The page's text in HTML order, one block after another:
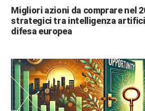
Migliori azioni da comprare nel
strategici tra intelligenza
difesa europea